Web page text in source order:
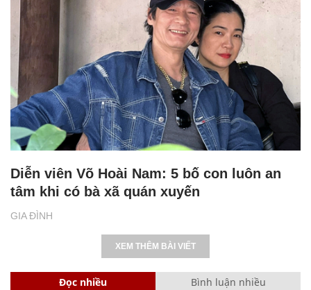
GIA ĐÌNH
Diễn viên Võ Hoài Nam: 5 bố con luôn an
tâm khi có bà xã quán xuyến
XEM THÊM BÀI VIẾT
Đọc nhiều Bình luận nhiều